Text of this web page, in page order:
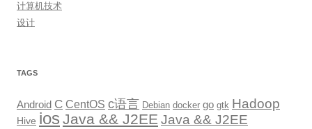
计算机技术
设计
TAGS
Android C CentOS c语言 Debian docker go gtk Hadoop
Hive ios Java && J2EE Java && J2EE